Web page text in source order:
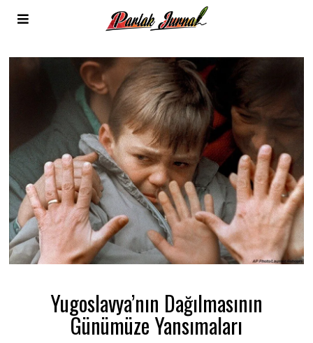
Yugoslavya’nın Dağılmasının
Günümüze Yansımaları